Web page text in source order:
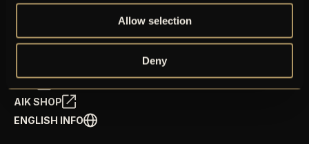
Allow selection
Deny
ÅRSKORT
SPELSCHEMA
GÅ PÅ MATCH
PRENUMERERA PÅ NYHETSBREV
AIK SHOP
ENGLISH INFO